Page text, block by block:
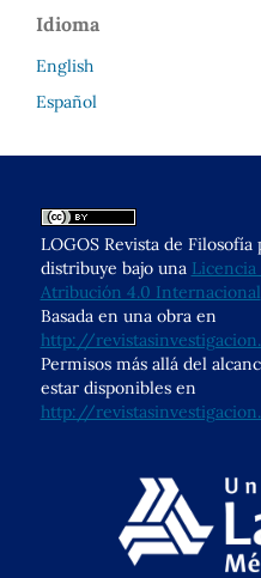
Idioma
English
Español
LOGOS Revista de Filosofía
distribuye bajo una
Atribución 4.0 Internacional
Basada en una obra en
http://
Permisos más allá del
estar disponibles en
http://